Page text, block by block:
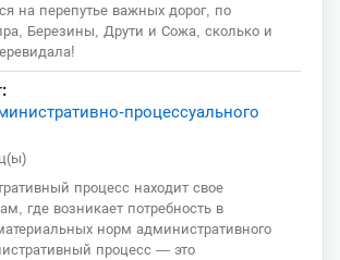
на перепутье важных дорог, по
Березины, Друти и Сожа, сколько и
процессуального
процесс находит свое
где возникает потребность в
норм административного
процесс — это